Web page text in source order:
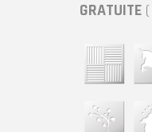
GRATUITE (